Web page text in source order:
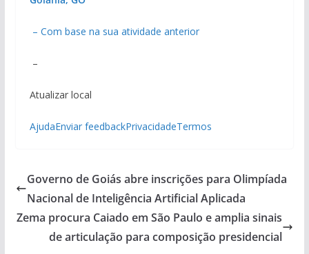
– Com base na sua atividade anterior
–
Atualizar local
AjudaEnviar feedbackPrivacidadeTermos
Governo de Goiás abre inscrições para Olimpíada
Nacional de Inteligência Artificial Aplicada
Zema procura Caiado em São Paulo e amplia sinais
de articulação para composição presidencial